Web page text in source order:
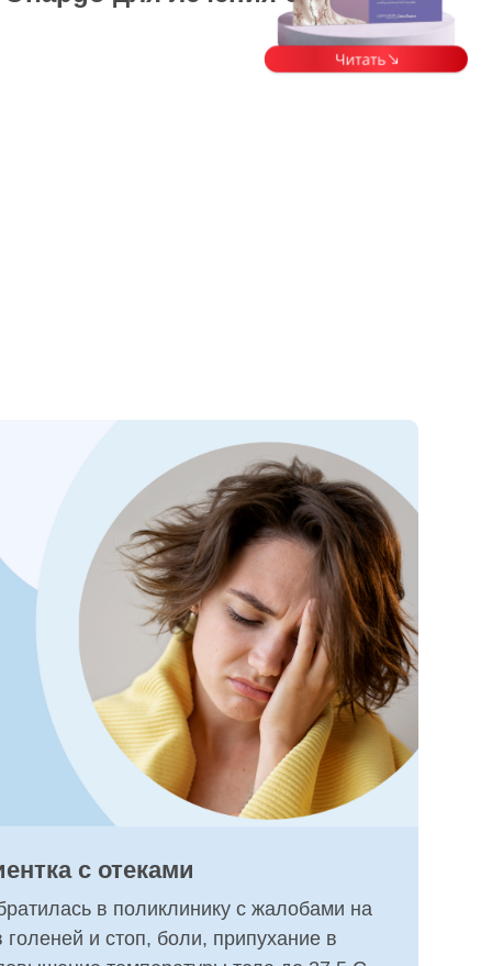
с отеками
в поликлинику с жалобами на
голеней и стоп, боли, припухание в